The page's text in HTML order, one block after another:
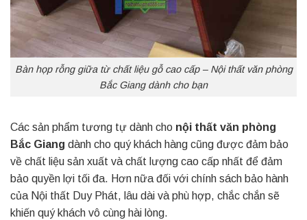
Bàn họp rỗng giữa từ chất liệu gỗ cao cấp – Nội thất văn phòng
Bắc Giang dành cho bạn
Các sản phẩm tương tự dành cho nội thất văn phòng
Bắc Giang dành cho quý khách hàng cũng được đảm bảo
về chất liệu sản xuất và chất lượng cao cấp nhất để đảm
bảo quyền lợi tối đa. Hơn nữa đối với chính sách bảo hành
của Nội thất Duy Phát, lâu dài và phù hợp, chắc chắn sẽ
khiến quý khách vô cùng hài lòng.